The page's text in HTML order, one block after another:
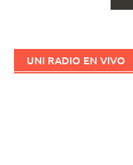
UNI RADIO EN VIVO